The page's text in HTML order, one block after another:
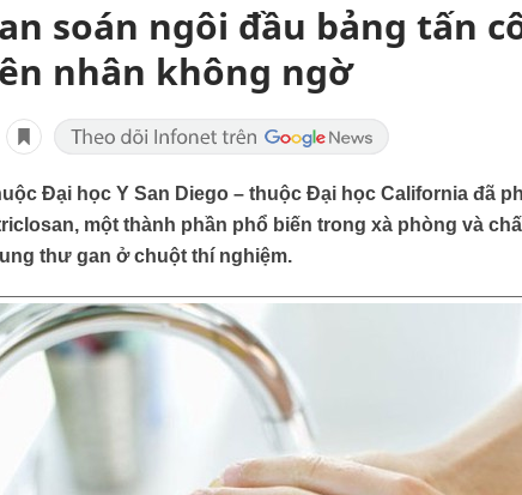
soán ngôi đầu bảng tấn
nhân không ngờ
Đại học Y San Diego – thuộc Đại học California đã
một thành phần phổ biến trong xà phòng và
thư gan ở chuột thí nghiệm.